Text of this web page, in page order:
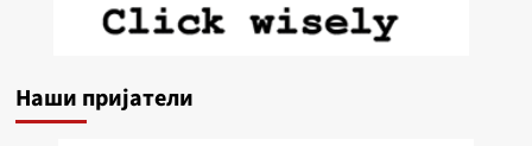
Наши пријатели